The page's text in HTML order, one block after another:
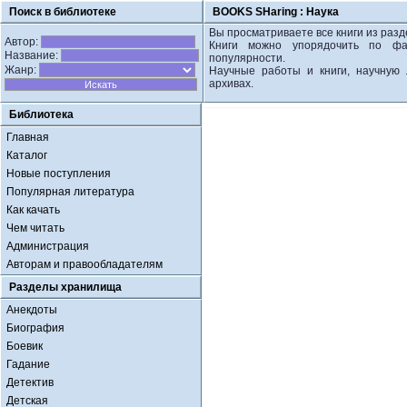
Поиск в библиотеке BOOKS SHaring : Наука
Автор:
Название:
Жанр:
Вы просматриваете все книги из
Книги можно упорядочить по
популярности.
Научные работы и книги,
архивах.
Библиотека
Главная
Каталог
Новые поступления
Популярная литература
Как качать
Чем читать
Администрация
Авторам и правообладателям
Разделы хранилища
Анекдоты
Биография
Боевик
Гадание
Детектив
Детская